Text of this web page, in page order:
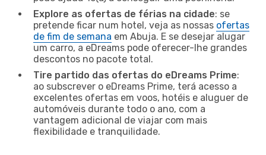
Explore as ofertas de férias na cidade: se
pretende ficar num hotel, veja as nossas ofertas
de fim de semana em Abuja. E se desejar alugar
um carro, a eDreams pode oferecer-lhe grandes
descontos no pacote total.
Tire partido das ofertas do eDreams Prime:
ao subscrever o eDreams Prime, terá acesso a
excelentes ofertas em voos, hotéis e aluguer de
automóveis durante todo o ano, com a
vantagem adicional de viajar com mais
flexibilidade e tranquilidade.